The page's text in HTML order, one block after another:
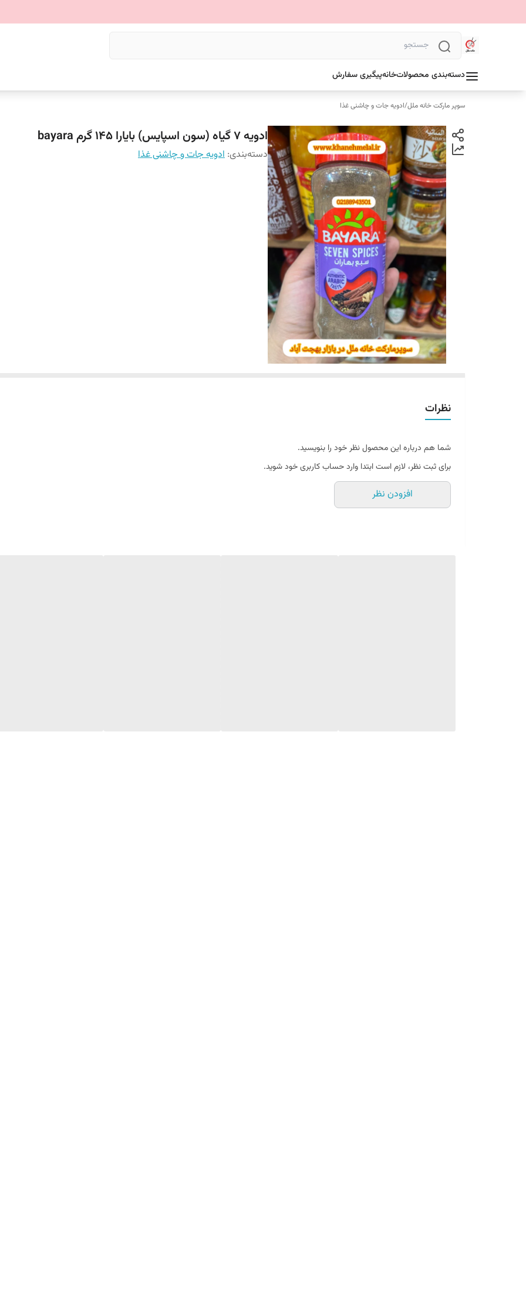
دسته‌بندی محصولاتخانهپیگیری سفارش
سوپر مارکت خانه ملل/ادویه جات و چاشنی غذا
ادویه ۷ گیاه (سون اسپایس) بایارا ۱۴۵ گرم bayara
دسته‌بندی: ادویه جات و چاشنی غذا
نظرات
شما هم درباره این محصول نظر خود را بنویسید.
برای ثبت نظر، لازم است ابتدا وارد حساب کاربری خود شوید.
افزودن نظر